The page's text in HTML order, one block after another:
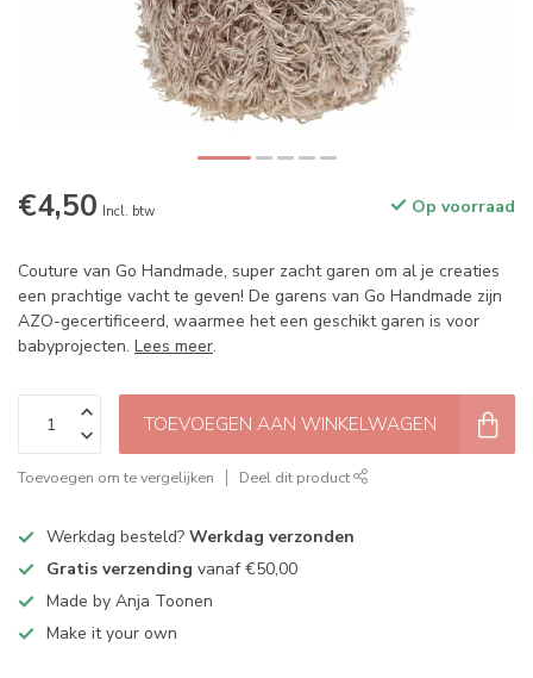
€4,50 Incl. btw Op voorraad
Couture van Go Handmade, super zacht garen om al je creaties
een prachtige vacht te geven! De garens van Go Handmade zijn
AZO-gecertificeerd, waarmee het een geschikt garen is voor
babyprojecten. Lees meer.
TOEVOEGEN AAN WINKELWAGEN
Toevoegen om te vergelijken Deel dit product
Werkdag besteld? Werkdag verzonden
Gratis verzending vanaf €50,00
Made by Anja Toonen
Make it your own